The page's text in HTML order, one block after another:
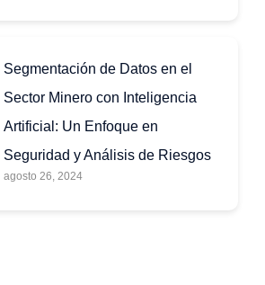
Segmentación de Datos en el
Sector Minero con Inteligencia
Artificial: Un Enfoque en
Seguridad y Análisis de Riesgos
agosto 26, 2024